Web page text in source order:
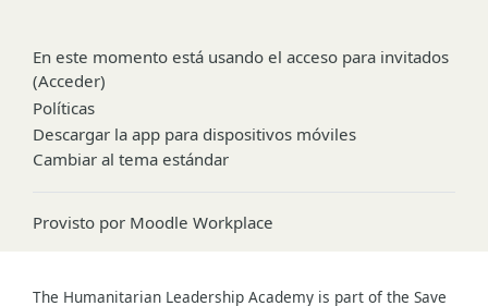
En este momento está usando el acceso para invitados
(Acceder)
Políticas
Descargar la app para dispositivos móviles
Cambiar al tema estándar
Provisto por Moodle Workplace
The Humanitarian Leadership Academy is part of the Save